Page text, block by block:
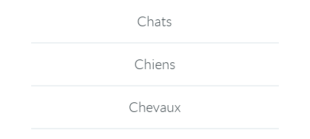
Chats
Chiens
Chevaux